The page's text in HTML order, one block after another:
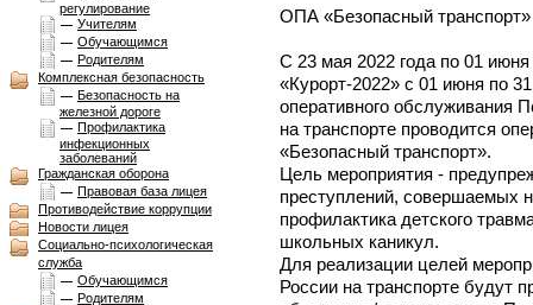
регулирование
Учителям
Обучающимся
Родителям
Комплексная безопасноcть
Безопасность на
железной дороге
Профилактика
инфекционных
заболеваний
Гражданская оборона
Правовая база лицея
Противодействие коррупции
Новости лицея
Социально-психологическая
служба
Обучающимся
Родителям
ОПА «Безопасный транспорт»
С 23 мая 2022 года по 01 июня
«Курорт-2022» с 01 июня по
оперативного обслуживания
на транспорте проводится
«Безопасный транспорт».
Цель мероприятия -
преступлений, совершаемых
профилактика детского
школьных каникул.
Для реализации целей
России на транспорте будут